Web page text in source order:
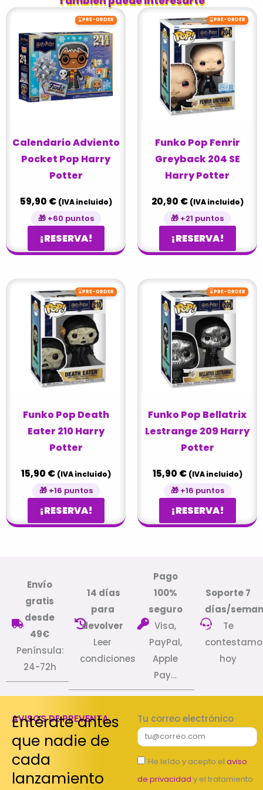
⌛PRE-ORDER
Calendario Adviento
Pocket Pop Harry
Potter
59,90 € (IVA incluido)
🎁 +60 puntos
¡RESERVA!
⌛PRE-ORDER
Funko Pop Fenrir
Greyback 204 SE
Harry Potter
20,90 € (IVA incluido)
🎁 +21 puntos
¡RESERVA!
⌛PRE-ORDER
Funko Pop Death
Eater 210 Harry
Potter
15,90 € (IVA incluido)
🎁 +16 puntos
¡RESERVA!
⌛PRE-ORDER
Funko Pop Bellatrix
Lestrange 209 Harry
Potter
15,90 € (IVA incluido)
🎁 +16 puntos
¡RESERVA!
Envío
gratis
desde
49€
Península:
24-72h
14 días
para
devolver
Leer
condiciones
Pago
100%
seguro
Visa,
PayPal,
Apple
Pay…
Soporte 7
días/
Te
hoy
AVISOS DE PREVENTA
Entérate antes
que nadie de
cada
lanzamiento
Tu correo electrónico
He leído y acepto el aviso
de privacidad y el tratamiento